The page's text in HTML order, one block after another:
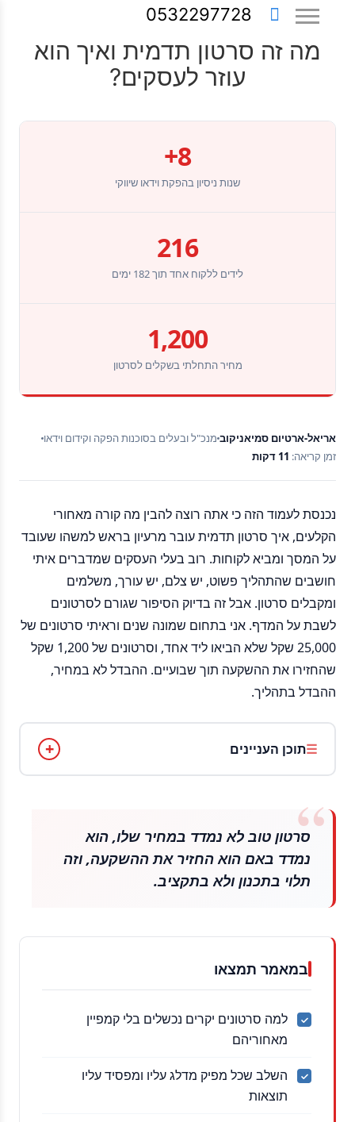
0532297728
מה זה סרטון תדמית ואיך הוא
עוזר לעסקים?
8+
שנות ניסיון בהפקת וידאו שיווקי
216
לידים ללקוח אחד תוך 182 ימים
1,200
מחיר התחלתי בשקלים לסרטון
אריאל-ארטיום סמיאניקוב מנכ"ל ובעלים בסוכנות הפקה וקידום וידאו
זמן קריאה: 11 דקות
נכנסת לעמוד הזה כי אתה רוצה להבין מה קורה מאחורי
הקלעים, איך סרטון תדמית עובר מרעיון בראש למשהו שעובד
על המסך ומביא לקוחות. רוב בעלי העסקים שמדברים איתי
חושבים שהתהליך פשוט, יש צלם, יש עורך, משלמים
ומקבלים סרטון. אבל זה בדיוק הסיפור שגורם לסרטונים
לשבת על המדף. אני בתחום שמונה שנים וראיתי סרטונים של
25,000 שקל שלא הביאו ליד אחד, וסרטונים של 1,200 שקל
שהחזירו את ההשקעה תוך שבועיים. ההבדל לא במחיר,
ההבדל בתהליך.
תוכן העניינים
סרטון טוב לא נמדד במחיר שלו, הוא
נמדד באם הוא החזיר את ההשקעה, וזה
תלוי בתכנון ולא בתקציב.
במאמר תמצאו
למה סרטונים יקרים נכשלים בלי קמפיין
מאחוריהם
השלב שכל מפיק מדלג עליו ומפסיד עליו
תוצאות